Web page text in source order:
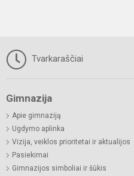
Tvarkaraščiai
Gimnazija
Apie gimnaziją
Ugdymo aplinka
Vizija, veiklos prioritetai ir aktualijos
Pasiekimai
Gimnazijos simboliai ir šūkis